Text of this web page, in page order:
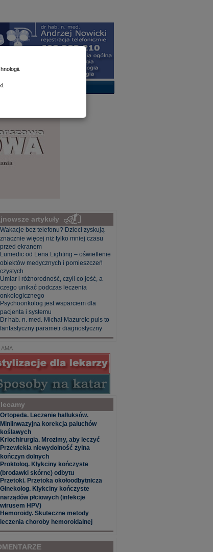
artykuły
Wakacje bez telefonu? Dzieci zyskują
znacznie więcej niż tylko mniej czasu
przed ekranem
Lumedic od Lena Lighting – oświetlenie
obiektów medycznych i pomieszczeń
czystych
Umiar i różnorodność, czyli co jeść, a
czego unikać podczas leczenia
onkologicznego
Psychoonkolog jest wsparciem dla
pacjenta i systemu
Dr hab. n. med. Michał Mazurek: puls to
fantastyczny parametr diagnostyczny
Ortopeda. Leczenie halluksów.
Miniinwazyjna korekcja paluchów
koślawych
Kriochirurgia. Mrozimy, aby leczyć
Przewlekła niewydolność żylna
kończyn dolnych
Proktolog. Kłykciny kończyste
(brodawki skórne) odbytu
Przetoki. Przetoka okołoodbytnicza
Ginekolog. Kłykciny kończyste
narządów płciowych (infekcje
wirusem HPV)
Hemoroidy. Skuteczne metody
leczenia choroby hemoroidalnej